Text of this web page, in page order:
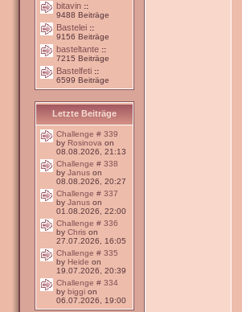
bitavin ::
9488 Beiträge
Bastelei ::
9156 Beiträge
basteltante ::
7215 Beiträge
Bastelfeti ::
6599 Beiträge
Letzte Beiträge
Challenge # 339
by Rosinova on
08.08.2026, 21:13
Challenge # 338
by Janus on
08.08.2026, 20:27
Challenge # 337
by Janus on
01.08.2026, 22:00
Challenge # 336
by Chris on
27.07.2026, 16:05
Challenge # 335
by Heide on
19.07.2026, 20:39
Challenge # 334
by biggi on
06.07.2026, 19:00